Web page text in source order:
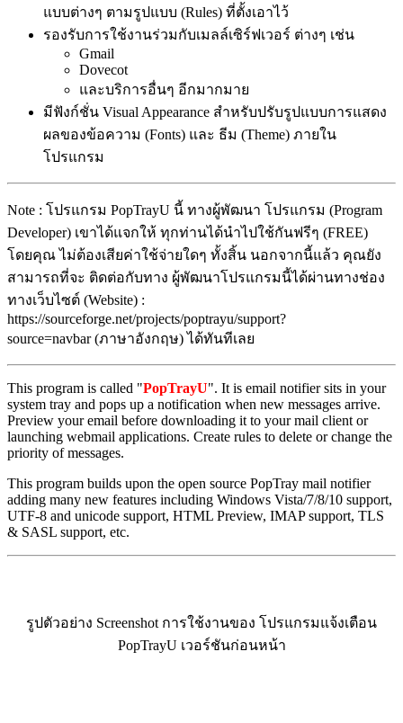
แบบต่างๆ ตามรูปแบบ (Rules) ที่ตั้งเอาไว้
รองรับการใช้งานร่วมกับเมลล์เซิร์ฟเวอร์ ต่างๆ เช่น
Gmail
Dovecot
และบริการอื่นๆ อีกมากมาย
มีฟังก์ชั่น Visual Appearance สำหรับปรับรูปแบบการแสดง
ผลของข้อความ (Fonts) และ ธีม (Theme) ภายใน
โปรแกรม
Note : โปรแกรม PopTrayU นี้ ทางผู้พัฒนา โปรแกรม (Program
Developer) เขาได้แจกให้ ทุกท่านได้นำไปใช้กันฟรีๆ (FREE)
โดยคุณ ไม่ต้องเสียค่าใช้จ่ายใดๆ ทั้งสิ้น นอกจากนี้แล้ว คุณยัง
สามารถที่จะ ติดต่อกับทาง ผู้พัฒนาโปรแกรมนี้ได้ผ่านทางช่อง
ทางเว็บไซต์ (Website) :
https://sourceforge.net/projects/poptrayu/support?
source=navbar (ภาษาอังกฤษ) ได้ทันทีเลย
This program is called "PopTrayU". It is email notifier sits in your
system tray and pops up a notification when new messages arrive.
Preview your email before downloading it to your mail client or
launching webmail applications. Create rules to delete or change the
priority of messages.
This program builds upon the open source PopTray mail notifier
adding many new features including Windows Vista/7/8/10 support,
UTF-8 and unicode support, HTML Preview, IMAP support, TLS
& SASL support, etc.
รูปตัวอย่าง Screenshot การใช้งานของ โปรแกรมแจ้งเตือน
PopTrayU เวอร์ชันก่อนหน้า